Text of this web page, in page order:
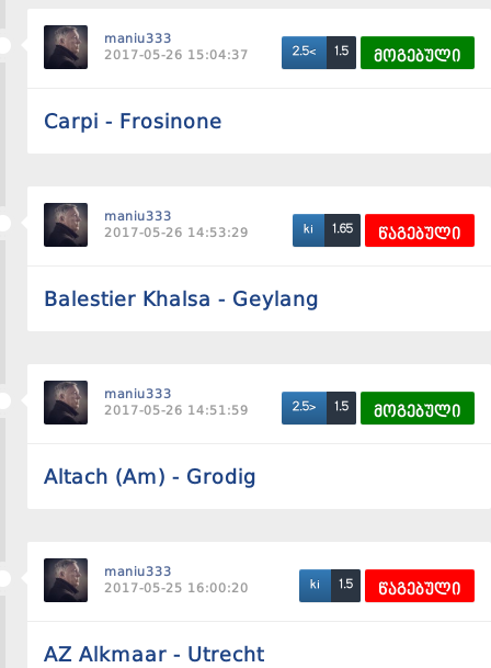
maniu333
2017-05-26 15:04:37
2.5< 1.5 მოგებული
Carpi - Frosinone
maniu333
2017-05-26 14:53:29
ki 1.65 წაგებული
Balestier Khalsa - Geylang
maniu333
2017-05-26 14:51:59
2.5> 1.5 მოგებული
Altach (Am) - Grodig
maniu333
2017-05-25 16:00:20
ki 1.5 წაგებული
AZ Alkmaar - Utrecht